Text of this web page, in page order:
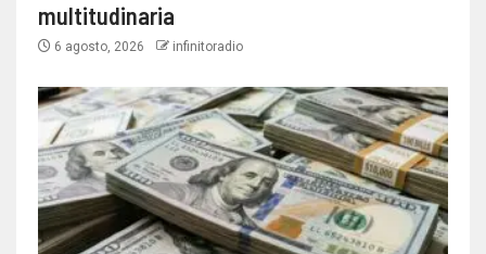
multitudinaria
6 agosto, 2026 infinitoradio